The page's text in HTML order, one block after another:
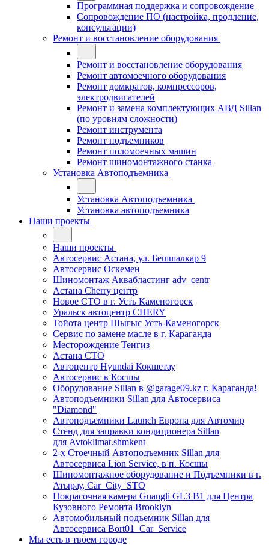
Программная поддержка и сопровождение
Сопровождение ПО (настройка, продление,
консультации)
Ремонт и восстановление оборудования
Ремонт и восстановление оборудования
Ремонт автомоечного оборудования
Ремонт домкратов, компрессоров,
электродвигателей
Ремонт и замена комплектующих АВД Sillan
(по уровням сложности)
Ремонт инструмента
Ремонт подъемников
Ремонт поломоечных машин
Ремонт шиномонтажного станка
Установка Автоподъемника
Установка Автоподъемника
Установка автоподъемника
Наши проекты
Наши проекты
Автосервис Астана, ул. Бешшалкар 9
Автосервис Оскемен
Шиномонтаж Аквабластинг adv_centr
Астана Cherry центр
Новое СТО в г. Усть Каменогорск
Уральск автоцентр CHERY
Тойота центр Шыгыс Усть-Каменогорск
Сервис по замене масле в г. Караганда
Месторождение Тенгиз
Астана СТО
Автоцентр Hyundai Кокшетау
Автосервис в Косшы
Оборудование Sillan в @garage09.kz г. Караганда!
Автоподъемники Sillan для Автосервиса
"Diamond"
Автоподъемники Launch Европа для Автомир
Стенд для заправки кондиционера Sillan
для Avtoklimat.shmkent
2-х Стоечный Автоподъемник Sillan для
Автосервиса Lion Service, в п. Косшы
Шиномонтажное оборудование и Подъемники в г.
Атырау, Car_City_STO
Покрасочная камера Guangli GL3 B1 для Центра
Кузовного Ремонта Brooklyn
Автомобильный подъемник Sillan для
Автосервиса Bort01_Car_Service
Мы есть в твоем городе